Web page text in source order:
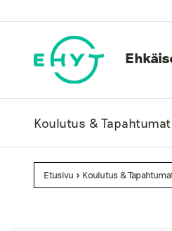
to
Koulutus & Tapahtumat
Etusivu > Koulutus &